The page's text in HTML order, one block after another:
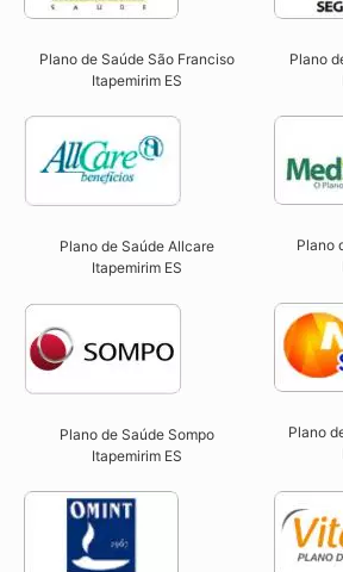
Plano de Saúde São Franciso
Itapemirim ES​
Plano
Plano de Saúde Allcare
Itapemirim ES​
Plano
Plano de Saúde Sompo
Itapemirim ES​
Plano